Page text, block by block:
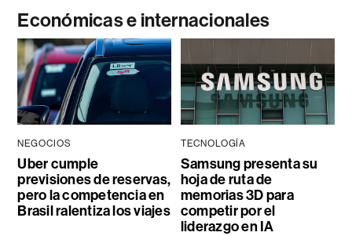
Económicas e internacionales
NEGOCIOS
Uber cumple
previsiones de reservas,
pero la competencia en
Brasil ralentiza los viajes
TECNOLOGÍA
Samsung presenta su
hoja de ruta de
memorias 3D para
competir por el
liderazgo en IA